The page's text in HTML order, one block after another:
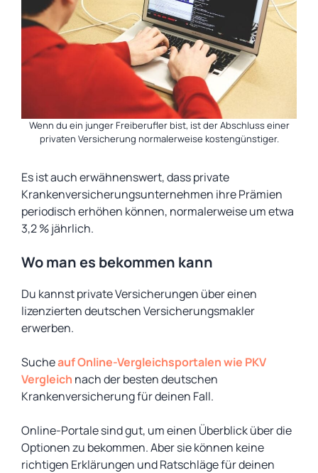
Wenn du ein junger Freiberufler bist, ist der Abschluss einer
privaten Versicherung normalerweise kostengünstiger.
Es ist auch erwähnenswert, dass private
Krankenversicherungsunternehmen ihre Prämien
periodisch erhöhen können, normalerweise um etwa
3,2 % jährlich.
Wo man es bekommen kann
Du kannst private Versicherungen über einen
lizenzierten deutschen Versicherungsmakler
erwerben.
Sucheauf Online-Vergleichsportalen wie PKV
Vergleich nach der besten deutschen
Krankenversicherung für deinen Fall.
Online-Portale sind gut, um einen Überblick über die
Optionen zu bekommen. Aber sie können keine
richtigen Erklärungen und Ratschläge für deinen